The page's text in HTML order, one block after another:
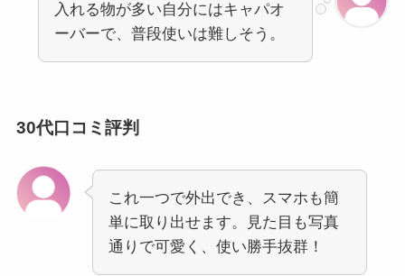
入れる物が多い自分にはキャパオ
ーバーで、普段使いは難しそう。
30代口コミ評判
これ一つで外出でき、スマホも簡
単に取り出せます。見た目も写真
通りで可愛く、使い勝手抜群！